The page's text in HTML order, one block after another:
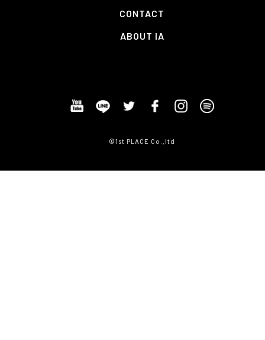
CONTACT
ABOUT IA
©1st PLACE Co.,ltd